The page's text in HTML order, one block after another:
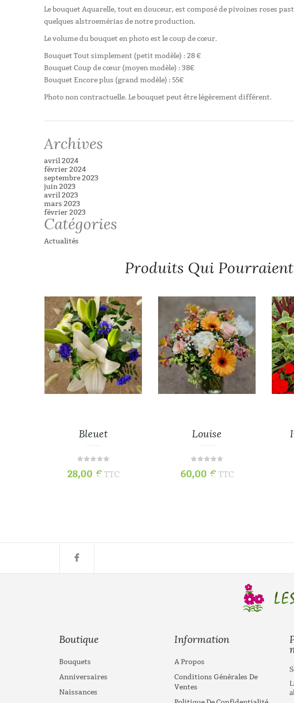
Le bouquet Aquarelle, tout en douceur, est composé de pivoines roses
quelques alstroemérias de notre production.
Le volume du bouquet en photo est le coup de cœur.
Bouquet Tout simplement (petit modèle) : 28 €
Bouquet Coup de cœur (moyen modèle) : 38€
Bouquet Encore plus (grand modèle) : 55€
Photo non contractuelle. Le bouquet peut être légèrement différent.
Archives
avril 2024
février 2024
septembre 2023
juin 2023
avril 2023
mars 2023
février 2023
Catégories
Actualités
Produits Qui
Bleuet
28,00 € TTC
Louise
60,00 € TTC
Boutique
Bouquets
Anniversaires
Naissances
Information
A Propos
Conditions Générales De
Ventes